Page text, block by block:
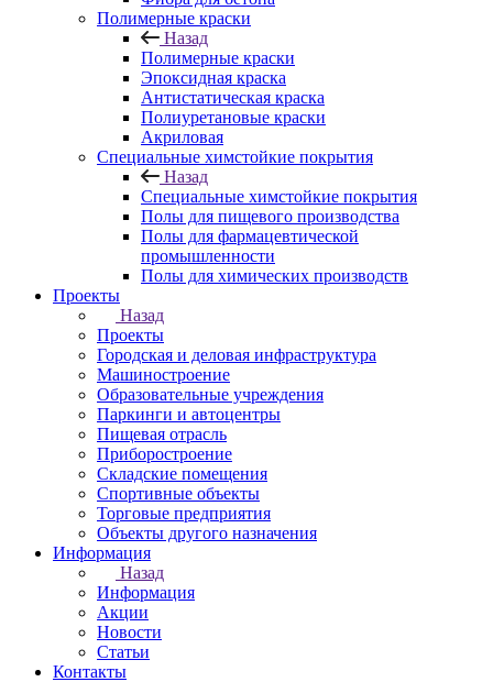
Полимерные краски
Назад
Полимерные краски
Эпоксидная краска
Антистатическая краска
Полиуретановые краски
Акриловая
Специальные химстойкие покрытия
Назад
Специальные химстойкие покрытия
Полы для пищевого производства
Полы для фармацевтической
промышленности
Полы для химических производств
Проекты
Назад
Проекты
Городская и деловая инфраструктура
Машиностроение
Образовательные учреждения
Паркинги и автоцентры
Пищевая отрасль
Приборостроение
Складские помещения
Спортивные объекты
Торговые предприятия
Объекты другого назначения
Информация
Назад
Информация
Акции
Новости
Статьи
Контакты